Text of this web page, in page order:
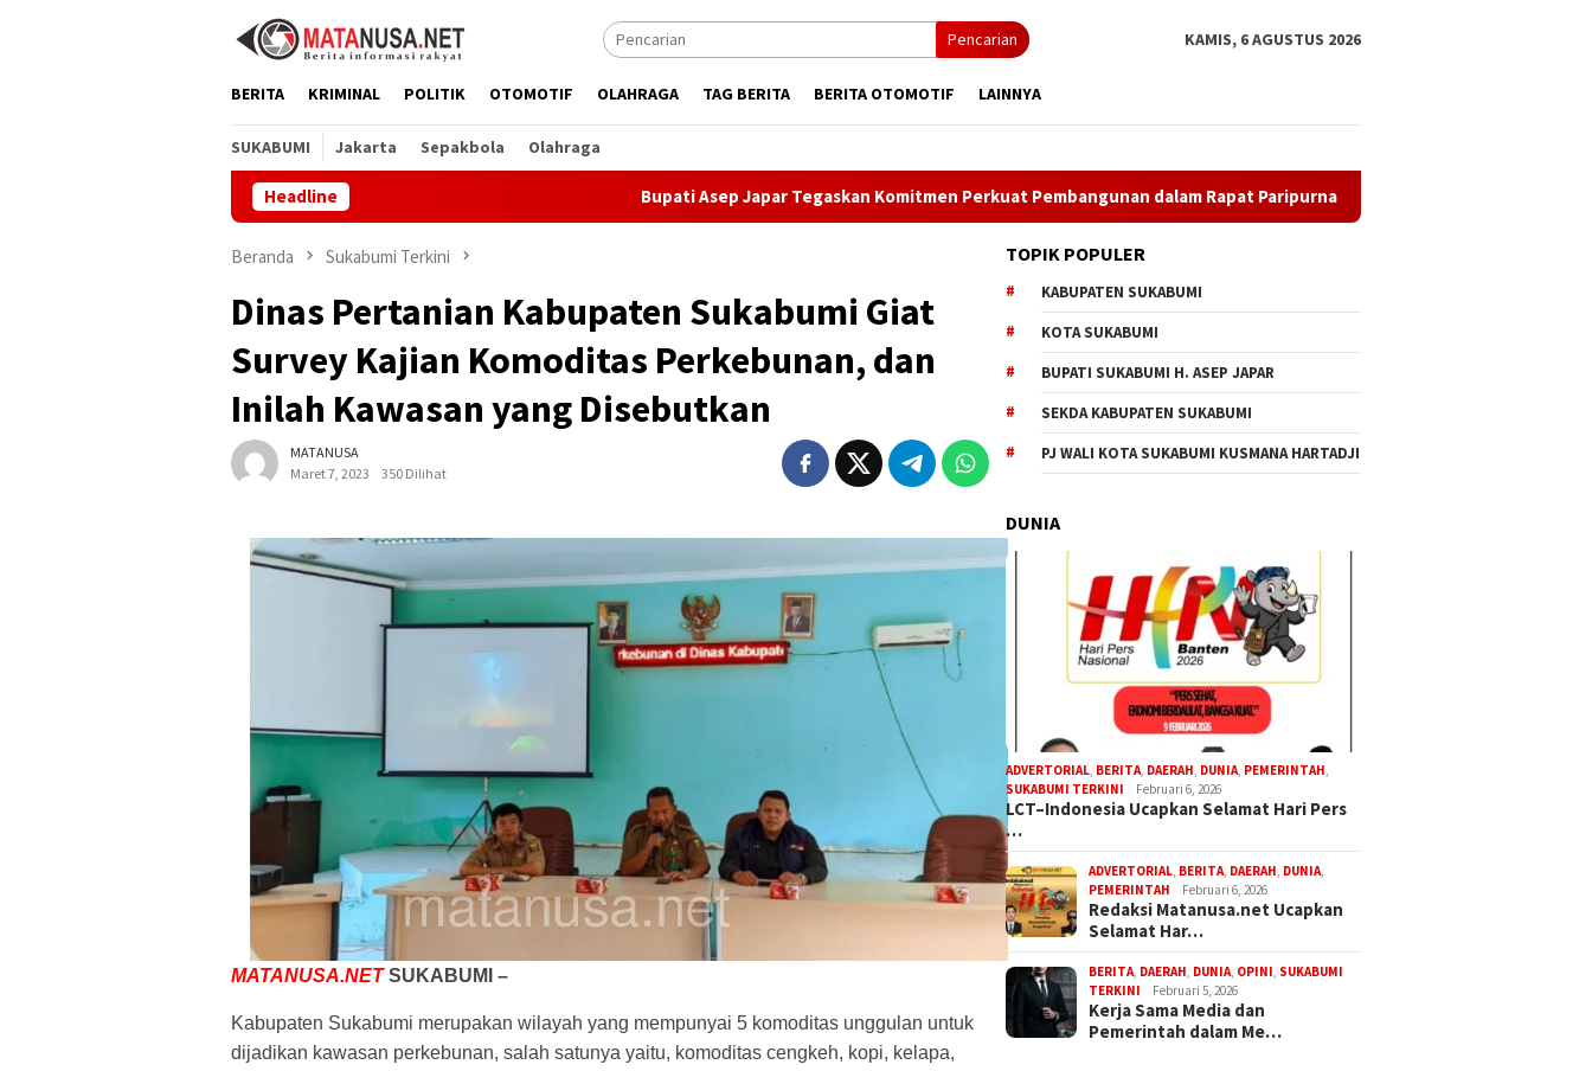
Pencarian KAMIS, 6 AGUSTUS 2026
BERITA KRIMINAL POLITIK OTOMOTIF OLAHRAGA TAG BERITA BERITA OTOMOTIF LAINNYA
SUKABUMI Jakarta Sepakbola Olahraga
Headline Bupati Asep Japar Tegaskan Komitmen Perkuat Pembangunan dalam Rapat Paripurna Dprd Wali Kota Sukabumi Lantik 24
Beranda Sukabumi Terkini
Dinas Pertanian Kabupaten Sukabumi Giat
Survey Kajian Komoditas Perkebunan, dan
Inilah Kawasan yang Disebutkan
MATANUSA
Maret 7, 2023
350 Dilihat
MATANUSA.NETSUKABUMI –
Kabupaten Sukabumi merupakan wilayah yang mempunyai 5 komoditas unggulan untuk
dijadikan kawasan perkebunan, salah satunya yaitu, komoditas cengkeh, kopi, kelapa,
TOPIK POPULER
KABUPATEN SUKABUMI
KOTA SUKABUMI
BUPATI SUKABUMI H. ASEP JAPAR
SEKDA KABUPATEN SUKABUMI
PJ WALI KOTA SUKABUMI KUSMANA HARTADJI
DUNIA
ADVERTORIAL BERITA DAERAH DUNIA PEMERINTAH
SUKABUMI TERKINI
Februari 6, 2026
LCT–Indonesia Ucapkan Selamat Hari Pers
…
ADVERTORIAL BERITA DAERAH DUNIA
PEMERINTAH
Februari 6, 2026
Redaksi Matanusa.net Ucapkan
Selamat Har…
BERITA DAERAH DUNIA OPINI SUKABUMI
TERKINI
Februari 5, 2026
Kerja Sama Media dan
Pemerintah dalam Me…